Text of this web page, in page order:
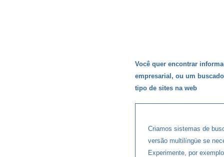
Você quer encontrar
empresarial, ou um
tipo de sites na web
Criamos sistemas de
versão multilíngüe se
Experimente, por